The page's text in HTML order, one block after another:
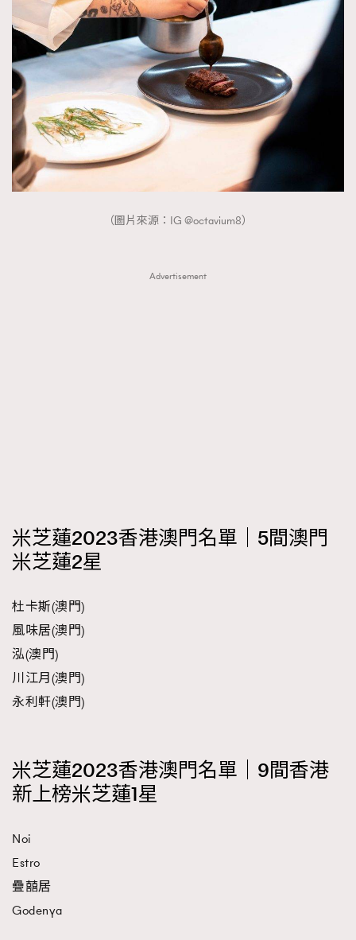
（圖片來源：IG @octavium8）
Advertisement
米芝蓮2023香港澳門名單｜5間澳門
米芝蓮2星
杜卡斯(澳門)
風味居(澳門)
泓(澳門)
川江月(澳門)
永利軒(澳門)
米芝蓮2023香港澳門名單｜9間香港
新上榜米芝蓮1星
Noi
Estro
疊囍居
Godenya